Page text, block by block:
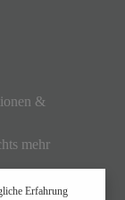
&
mehr
Erfahrung